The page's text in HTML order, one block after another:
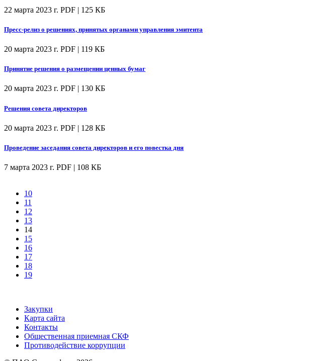
22 марта 2023 г. PDF | 125 КБ
Пресс-релиз о решениях, принятых органами управления эмитента
20 марта 2023 г. PDF | 119 КБ
Принятие решения о размещении ценных бумаг
20 марта 2023 г. PDF | 130 КБ
Решения совета директоров
20 марта 2023 г. PDF | 128 КБ
Проведение заседания совета директоров и его повестка дня
7 марта 2023 г. PDF | 108 КБ
10
11
12
13
14
15
16
17
18
19
Закупки
Карта сайта
Контакты
Общественная приемная СКФ
Противодействие коррупции